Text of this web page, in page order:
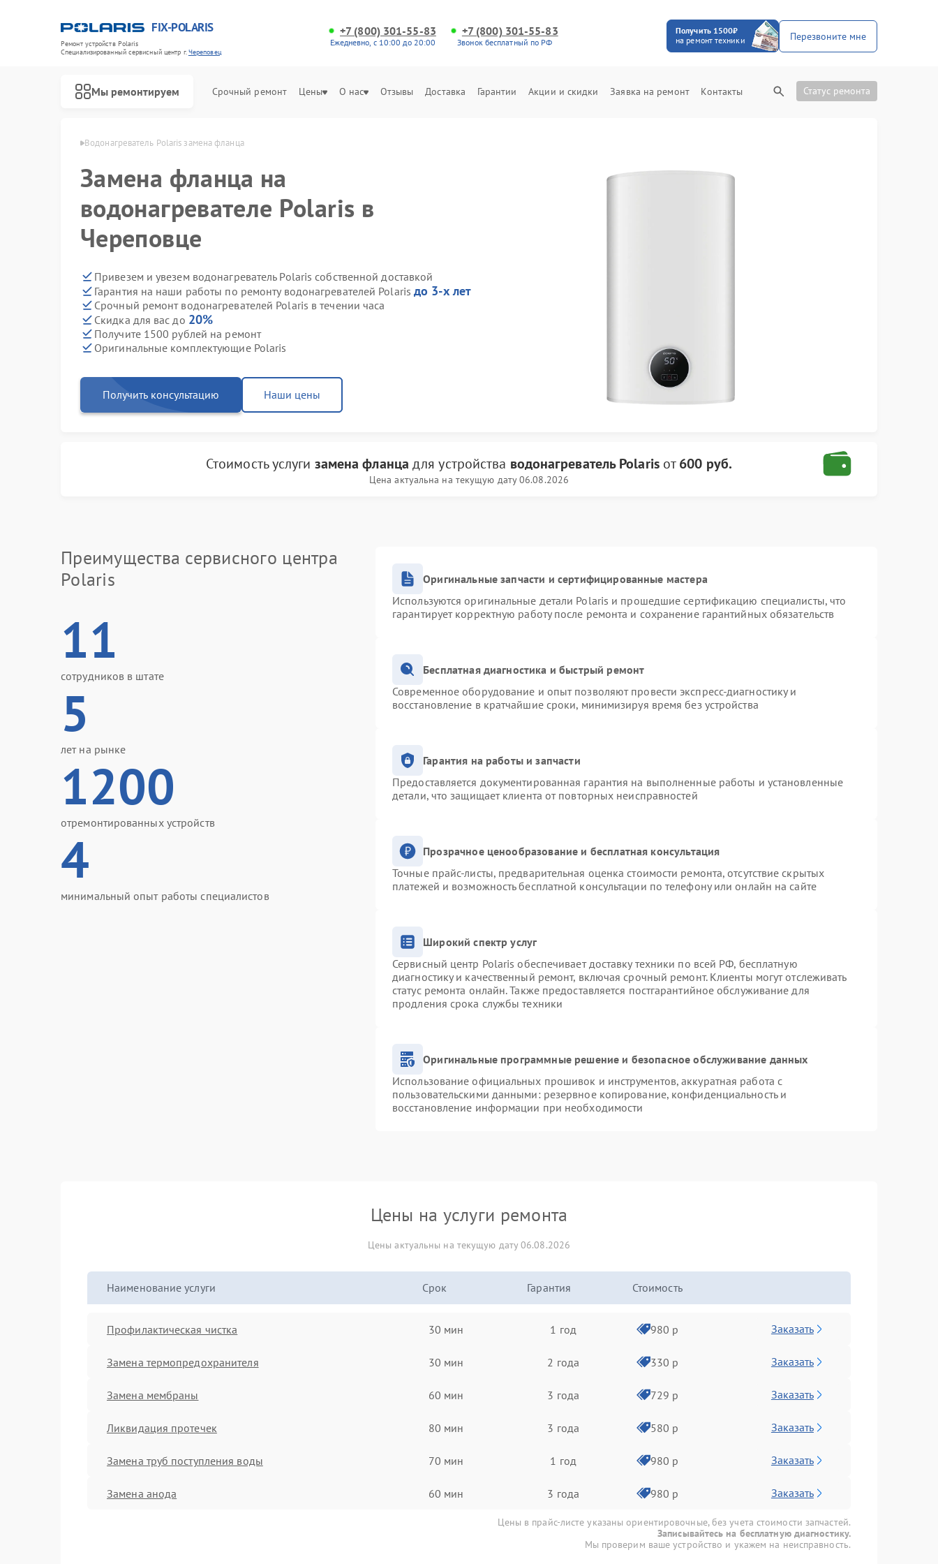
FIX-POLARIS
Ремонт устройств Polaris
Специализированный cервисный центр г.Череповец
+7 (800) 301-55-83
Ежедневно, с 10:00 до 20:00
+7 (800) 301-55-83
Звонок бесплатный по РФ
Получить 1500₽
на ремонт техники
Перезвоните мне
Мы ремонтируем Срочный ремонт Цены О нас Отзывы Доставка Гарантии Акции и скидки Заявка на ремонт Контакты Статус ремонта
в Череповце Водонагреватель Polaris замена фланца
Замена фланца на
водонагревателе Polaris в
Череповце
Привезем и увезем водонагреватель Polaris собственной доставкой
Гарантия на наши работы по ремонту водонагревателей Polaris до 3-х лет
Срочный ремонт водонагревателей Polaris в течении часа
Скидка для вас до 20%
Получите 1500 рублей на ремонт
Оригинальные комплектующие Polaris
Получить консультацию Наши цены
Стоимость услуги замена фланца для устройства водонагреватель Polarisот600 руб.
Цена актуальна на текущую дату 06.08.2026
Преимущества сервисного центра
Polaris
11
сотрудников в штате
5
лет на рынке
1200
отремонтированных устройств
4
минимальный опыт работы специалистов
Оригинальные запчасти и сертифицированные мастера
Используются оригинальные детали Polaris и прошедшие сертификацию специалисты, что
гарантирует корректную работу после ремонта и сохранение гарантийных обязательств
Бесплатная диагностика и быстрый ремонт
Современное оборудование и опыт позволяют провести экспресс-диагностику и
восстановление в кратчайшие сроки, минимизируя время без устройства
Гарантия на работы и запчасти
Предоставляется документированная гарантия на выполненные работы и установленные
детали, что защищает клиента от повторных неисправностей
Прозрачное ценообразование и бесплатная консультация
Точные прайс-листы, предварительная оценка стоимости ремонта, отсутствие скрытых
платежей и возможность бесплатной консультации по телефону или онлайн на сайте
Широкий спектр услуг
Сервисный центр Polaris обеспечивает доставку техники по всей РФ, бесплатную
диагностику и качественный ремонт, включая срочный ремонт. Клиенты могут отслеживать
статус ремонта онлайн. Также предоставляется постгарантийное обслуживание для
продления срока службы техники
Оригинальные программные решение и безопасное обслуживание данных
Использование официальных прошивок и инструментов, аккуратная работа с
пользовательскими данными: резервное копирование, конфиденциальность и
восстановление информации при необходимости
Цены на услуги ремонта
Цены актуальны на текущую дату 06.08.2026
Наименование услуги Срок Гарантия Стоимость
Профилактическая чистка 30 мин 1 год 980 р Заказать
Замена термопредохранителя 30 мин 2 года 330 р Заказать
Замена мембраны 60 мин 3 года 729 р Заказать
Ликвидация протечек 80 мин 3 года 580 р Заказать
Замена труб поступления воды 70 мин 1 год 980 р Заказать
Замена анода 60 мин 3 года 980 р Заказать
Цены в прайс-листе указаны ориентировочные, без учета стоимости запчастей.
Записывайтесь на бесплатную диагностику.
Мы проверим ваше устройство и укажем на неисправность.